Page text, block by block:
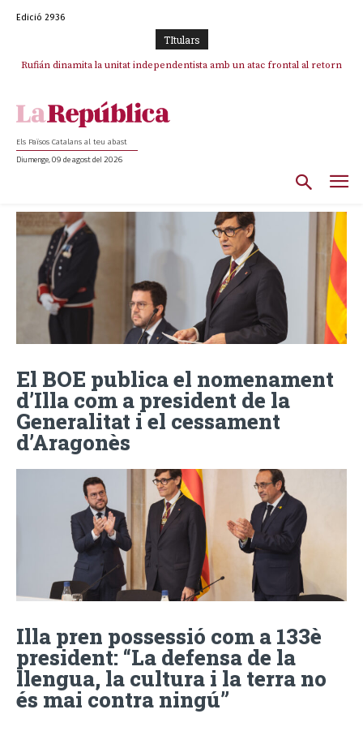
Edició 2936
TItulars
Rufián dinamita la unitat independentista amb un atac frontal al retorn
Els Països Catalans al teu abast
Diumenge, 09 de agost del 2026
El BOE publica el nomenament
d’Illa com a president de la
Generalitat i el cessament
d’Aragonès
Illa pren possessió com a 133è
president: “La defensa de la
llengua, la cultura i la terra no
és mai contra ningú”